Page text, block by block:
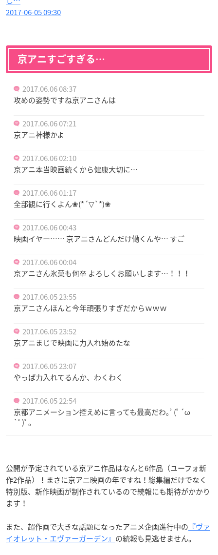
2017-06-05 09:30
京アニすごすぎる…
2017.06.06 08:37
攻めの姿勢ですね京アニさんは
2017.06.06 07:21
京アニ神様かよ
2017.06.06 02:10
京アニ本当映画続くから健康大切に…
2017.06.06 01:17
全部観に行くよん❀(*´▽`*)❀
2017.06.06 00:43
映画イヤー…… 京アニさんどんだけ働くんや… すご
2017.06.06 00:04
京アニさん氷菓も何卒 よろしくお願いします…！！！
2017.06.05 23:55
京アニさんほんと今年頑張りすぎだからｗｗｗ
2017.06.05 23:52
京アニまじで映画に力入れ始めたな
2017.06.05 23:07
やっぱ力入れてるんか、わくわく
2017.06.05 22:54
京都アニメーション控えめに言っても最高だわ｡ﾟ(ﾟ´ω
`ﾟ)ﾟ｡
公開が予定されている京アニ作品はなんと6作品（ユーフォ新
作2作品）！まさに京アニ映画の年ですね！総集編だけでなく
特別版、新作映画が制作されているので続報にも期待がかかり
ます！
また、超作画で大きな話題になったアニメ企画進行中の 『ヴァ
イオレット・エヴァーガーデン』 の続報も見逃せません。